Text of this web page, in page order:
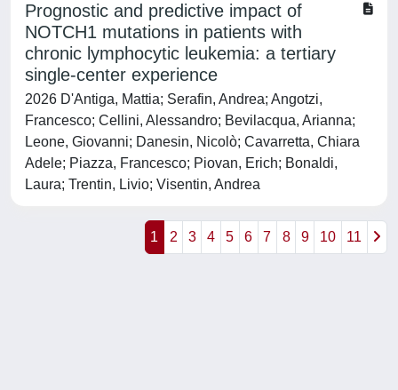
Prognostic and predictive impact of
NOTCH1 mutations in patients with
chronic lymphocytic leukemia: a tertiary
single-center experience
2026 D'Antiga, Mattia; Serafin, Andrea; Angotzi,
Francesco; Cellini, Alessandro; Bevilacqua, Arianna;
Leone, Giovanni; Danesin, Nicolò; Cavarretta, Chiara
Adele; Piazza, Francesco; Piovan, Erich; Bonaldi,
Laura; Trentin, Livio; Visentin, Andrea
1 2 3 4 5 6 7 8 9 10 11